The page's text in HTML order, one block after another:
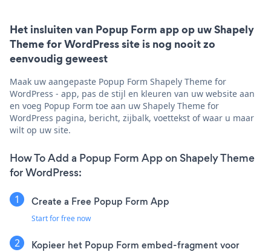
Het insluiten van Popup Form app op uw Shapely
Theme for WordPress site is nog nooit zo
eenvoudig geweest
Maak uw aangepaste Popup Form Shapely Theme for
WordPress - app, pas de stijl en kleuren van uw website aan
en voeg Popup Form toe aan uw Shapely Theme for
WordPress pagina, bericht, zijbalk, voettekst of waar u maar
wilt op uw site.
How To Add a Popup Form App on Shapely Theme
for WordPress:
Create a Free Popup Form App
Start for free now
Kopieer het Popup Form embed-fragment voor